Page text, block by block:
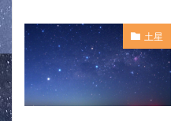
土星